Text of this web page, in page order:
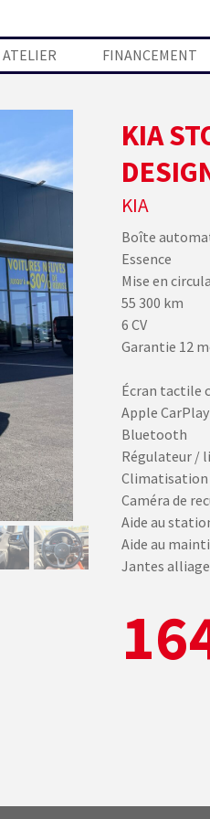
ATELIER FINANCEMENT
KIA
KIA
Boîte
Essence
Mise en
55 300 km
6 CV
Garantie 12
Écran tactile
Apple
Bluetooth
Régulateur /
Caméra de
Aide au
Aide au
Jantes alliage